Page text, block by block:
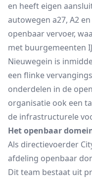
en heeft eigen
autowegen a27, A2
openbaar vervoer,
met buurgemeenten
Nieuwegein is
een flinke
onderdelen in de
organisatie ook een
de infrastructurele
Het openbaar
Als directievoerder
afdeling openbaar
Dit team bestaat uit